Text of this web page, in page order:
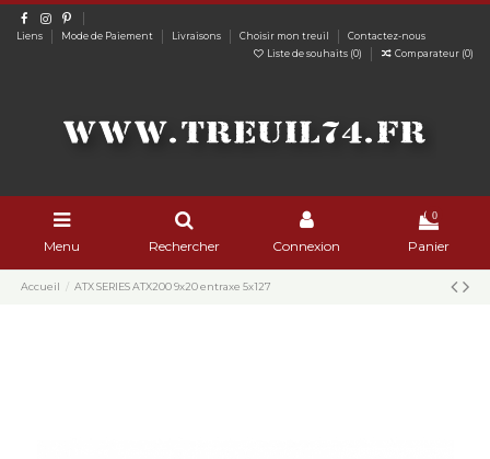
Liens Mode de Paiement Livraisons Choisir mon treuil
Contactez-nous
Liste de souhaits (0) Comparateur (0)
Menu Rechercher Connexion
0
Panier
Accueil ATX SERIES ATX200 9x20 entraxe 5x127